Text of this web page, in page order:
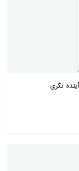
نگری